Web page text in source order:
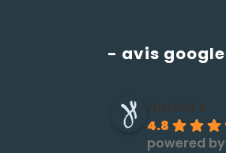
- avis google
4.8
powered by